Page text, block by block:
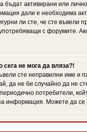
бъдат активирани или
дали е необходима
ли сте, че сте
с форумите.
сега не мога да вляза?!
сте неправилни име и
да не би случайно да
потребители,
информация. Можете да се